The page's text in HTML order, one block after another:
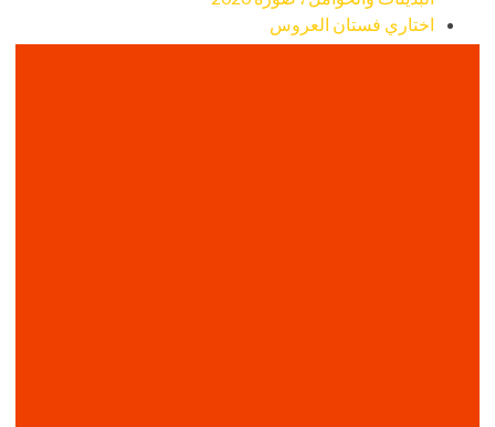
اختاري فستان العروس